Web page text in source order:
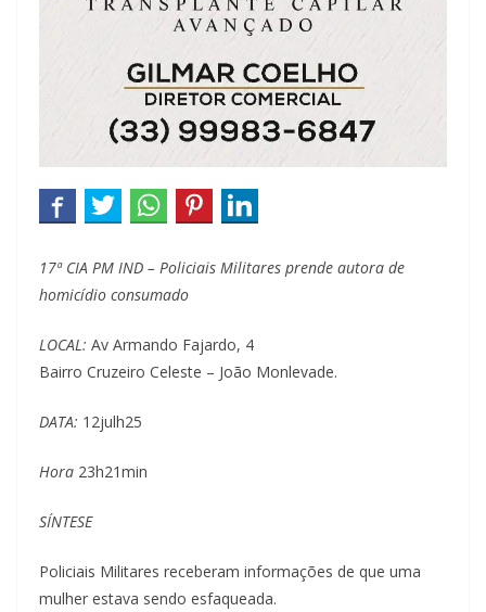
17ª CIA PM IND – Policiais Militares prende autora de
homicídio consumado
LOCAL: Av Armando Fajardo, 4
Bairro Cruzeiro Celeste – João Monlevade.
DATA: 12julh25
Hora 23h21min
SÍNTESE
Policiais Militares receberam informações de que uma
mulher estava sendo esfaqueada.